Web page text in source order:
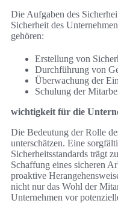
Die Aufgaben des
Sicherheit des
gehören:
Erstellung von
Durchführung von
Überwachung der
Schulung der
wichtigkeit für die
Die Bedeutung der Rolle
unterschätzen. Eine
Sicherheitsstandards trägt
Schaffung eines sicheren
proaktive
nicht nur das Wohl der
Unternehmen vor